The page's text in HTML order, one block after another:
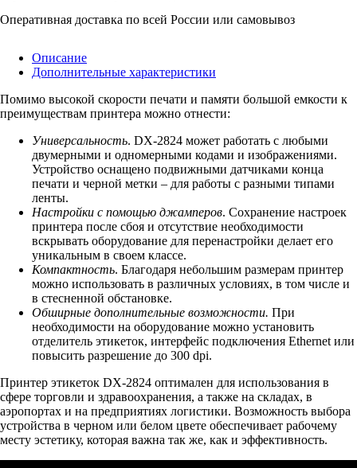
Оперативная доставка по всей России или самовывоз
Описание
Дополнительные характеристики
Помимо высокой скорости печати и памяти большой емкости к
преимуществам принтера можно отнести:
Универсальность. DX-2824 может работать с любыми
двумерными и одномерными кодами и изображениями.
Устройство оснащено подвижными датчиками конца
печати и черной метки – для работы с разными типами
ленты.
Настройки с помощью джамперов. Сохранение настроек
принтера после сбоя и отсутствие необходимости
вскрывать оборудование для перенастройки делает его
уникальным в своем классе.
Компактность. Благодаря небольшим размерам принтер
можно использовать в различных условиях, в том числе и
в стесненной обстановке.
Обширные дополнительные возможности. При
необходимости на оборудование можно установить
отделитель этикеток, интерфейс подключения Ethernet или
повысить разрешение до 300 dpi.
Принтер этикеток DX-2824 оптимален для использования в
сфере торговли и здравоохранения, а также на складах, в
аэропортах и на предприятиях логистики. Возможность выбора
устройства в черном или белом цвете обеспечивает рабочему
месту эстетику, которая важна так же, как и эффективность.